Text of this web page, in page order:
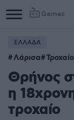
Games
ΕΛΛΑΔΑ
Λάρισα Τροχαίο
Θρήνος
η
τροχαίο